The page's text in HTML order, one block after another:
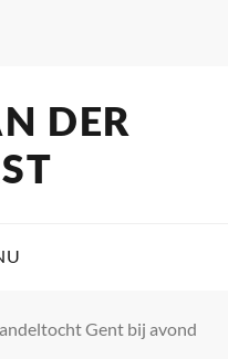
DER
Gent bij avond